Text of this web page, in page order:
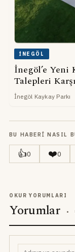
İNEGÖL
İnegöl’e Yeni
Talepleri
İnegöl Kaykay Parkı
BU HABERI NASIL
👍0 ❤️0
OKUR YORUMLARI
Yorumlar ·